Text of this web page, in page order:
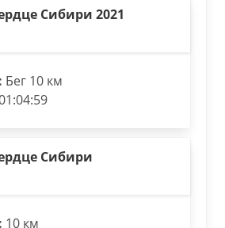
Сибири 2021
Бег 10 км
Сибири
10 км